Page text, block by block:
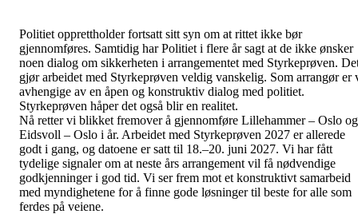
Politiet opprettholder fortsatt sitt syn om at rittet ikke bør
gjennomføres. Samtidig har Politiet i flere år sagt at de ikke ønsker
noen dialog om sikkerheten i arrangementet med Styrkeprøven.
gjør arbeidet med Styrkeprøven veldig vanskelig. Som arrangør er
avhengige av en åpen og konstruktiv dialog med politiet.
Styrkeprøven håper det også blir en realitet.
Nå retter vi blikket fremover å gjennomføre Lillehammer – Oslo og
Eidsvoll – Oslo i år. Arbeidet med Styrkeprøven 2027 er allerede
godt i gang, og datoene er satt til 18.–20. juni 2027. Vi har fått
tydelige signaler om at neste års arrangement vil få nødvendige
godkjenninger i god tid. Vi ser frem mot et konstruktivt samarbeid
med myndighetene for å finne gode løsninger til beste for alle som
ferdes på veiene.